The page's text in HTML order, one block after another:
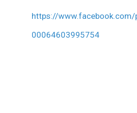
https://www.facebook.com/
00064603995754